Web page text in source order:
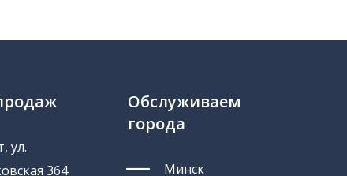
ул.
364
Обслуживаем
города
Минск